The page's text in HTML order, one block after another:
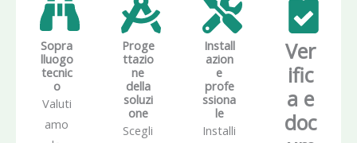
Sopra
lluogo
tecnic
o
Valuti
amo
Proge
ttazio
ne
della
soluzi
one
Scegli
Install
azion
e
profe
ssiona
le
Installi
Ver
ific
a e
doc